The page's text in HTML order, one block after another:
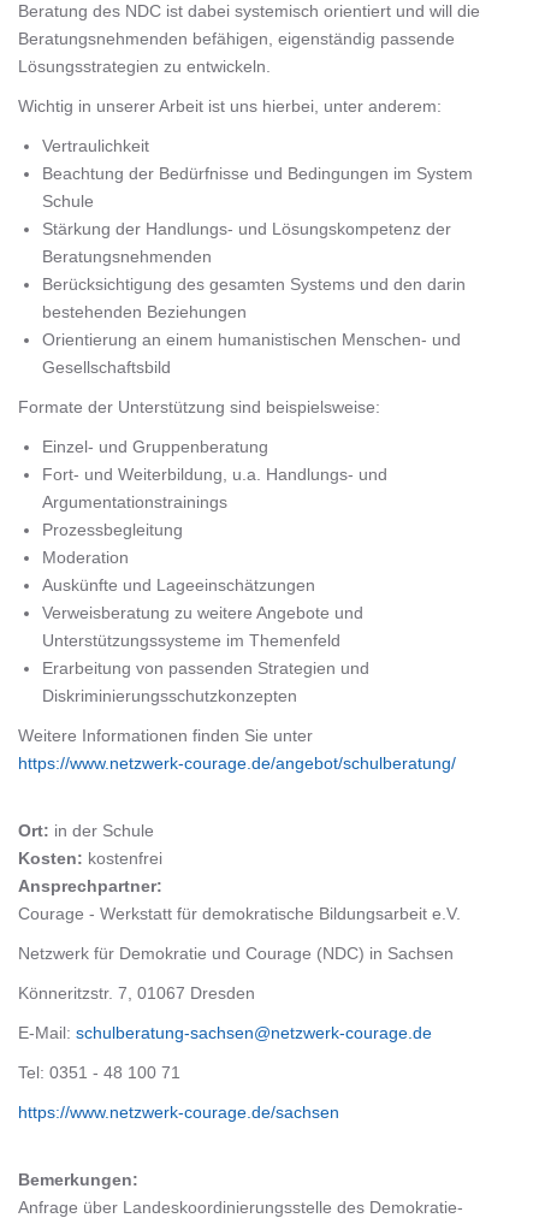
Beratung des NDC ist dabei systemisch orientiert und will die
Beratungsnehmenden befähigen, eigenständig passende
Lösungsstrategien zu entwickeln.
Wichtig in unserer Arbeit ist uns hierbei, unter anderem:
Vertraulichkeit
Beachtung der Bedürfnisse und Bedingungen im System
Schule
Stärkung der Handlungs- und Lösungskompetenz der
Beratungsnehmenden
Berücksichtigung des gesamten Systems und den darin
bestehenden Beziehungen
Orientierung an einem humanistischen Menschen- und
Gesellschaftsbild
Formate der Unterstützung sind beispielsweise:
Einzel- und Gruppenberatung
Fort- und Weiterbildung, u.a. Handlungs- und
Argumentationstrainings
Prozessbegleitung
Moderation
Auskünfte und Lageeinschätzungen
Verweisberatung zu weitere Angebote und
Unterstützungssysteme im Themenfeld
Erarbeitung von passenden Strategien und
Diskriminierungsschutzkonzepten
Weitere Informationen finden Sie unter
https://www.netzwerk-courage.de/angebot/schulberatung/
Ort: in der Schule
Kosten: kostenfrei
Ansprechpartner:
Courage - Werkstatt für demokratische Bildungsarbeit e.V.
Netzwerk für Demokratie und Courage (NDC) in Sachsen
Könneritzstr. 7, 01067 Dresden
E-Mail: schulberatung-sachsen@netzwerk-courage.de
Tel: 0351 - 48 100 71
https://www.netzwerk-courage.de/sachsen
Bemerkungen:
Anfrage über Landeskoordinierungsstelle des Demokratie-